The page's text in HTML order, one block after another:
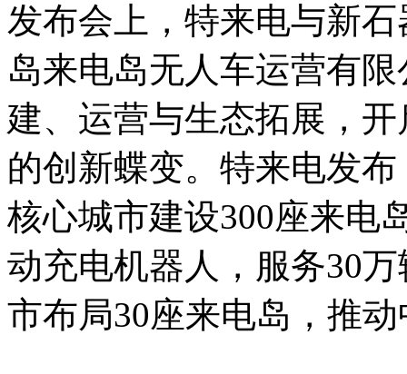
发布会上，特来电与新
岛来电岛无人车运营有
建、运营与生态拓展，
的创新蝶变。特来电发
核心城市建设300座来电
动充电机器人，服务30
市布局30座来电岛，推